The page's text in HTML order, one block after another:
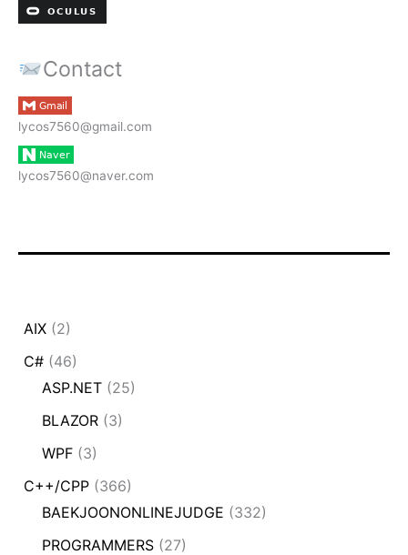
Contact
lycos7560@gmail.com
lycos7560@naver.com
AIX (2)
C# (46)
ASP.NET (25)
BLAZOR (3)
WPF (3)
C++/CPP (366)
BAEKJOONONLINEJUDGE (332)
PROGRAMMERS (27)